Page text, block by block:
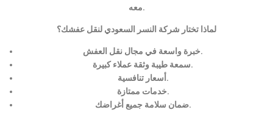
معه.
لماذا تختار شركة النسر السعودي لنقل عفشك؟
خبرة واسعة في مجال نقل العفش.
سمعة طيبة وثقة عملاء كبيرة.
أسعار تنافسية.
خدمات ممتازة.
ضمان سلامة جميع أغراضك.